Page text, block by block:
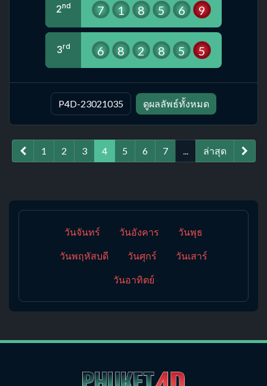
2nd 7 1 8 5 6 9
3rd 6 8 2 8 5 5
P4D-23021035 ดูผลลัพธ์ทั้งหมด
1 2 3 4 5 6 7 ... ล่าสุด
วันจันทร์ วันอังคาร วันพุธ
วันพฤหัสบดี วันศุกร์ วันเสาร์
วันอาทิตย์